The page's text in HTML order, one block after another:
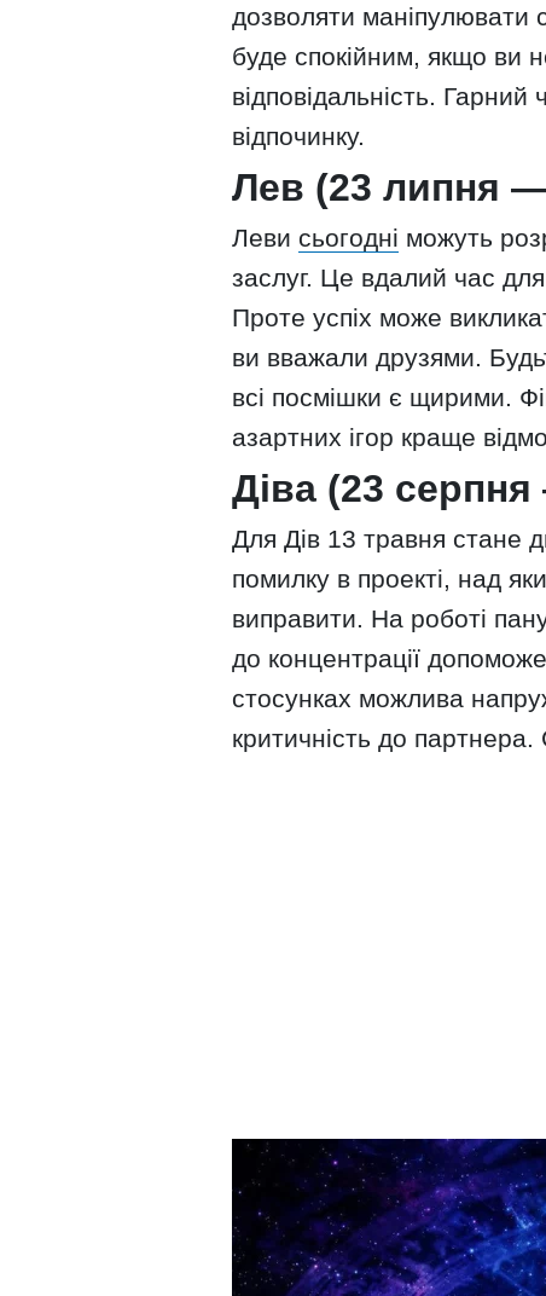
дозволяти маніпулювати
буде спокійним, якщо ви
відповідальність.
відпочинку.
Лев (23 липня
Леви сьогодні можуть
заслуг. Це вдалий час для
Проте успіх може
ви вважали друзями.
всі посмішки є щирими.
азартних ігор краще
Діва (23
Для Дів 13 травня стане
помилку в проекті, над
виправити. На роботі
до концентрації
стосунках можлива
критичність до